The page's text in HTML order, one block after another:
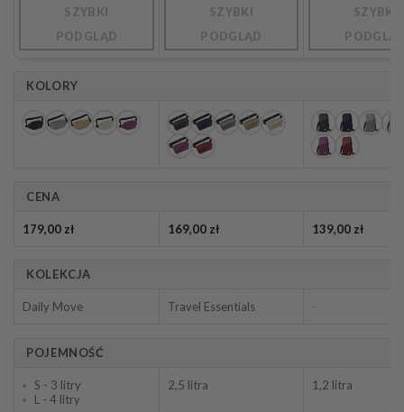
SZYBKI
PODGLĄD
SZYBKI
PODGLĄD
SZYBKI
KOLORY
CENA
179,00 zł 169,00 zł 139,00 zł
KOLEKCJA
Daily Move Travel Essentials
POJEMNOŚĆ
S - 3 litry
L - 4 litry
2,5 litra 1,2 litra